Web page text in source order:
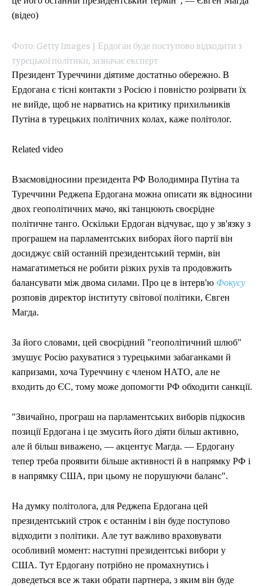
(відео)
Фото: Getty Images | Ердоган буде поступово відходити з
турецької політики, зазначає експерт
Президент Туреччини діятиме достатньо обережно. В
Ердогана є тісні контакти з Росією і повністю розірвати їх
не вийде, щоб не нарватись на критику прихильників
Путіна в турецьких політичних колах, каже політолог.
Related video
Взаємовідносини президента РФ Володимира Путіна та
Туреччини Реджепа Ердогана можна описати як відносини
двох геополітичних мачо, які танцюють своєрідне
політичне танго. Оскільки Ердоган відчуває, що у зв'язку з
програшем на парламентських виборах його партії він
досиджує свій останній президентський термін, він
намагатиметься не робити різких рухів та продовжить
балансувати між двома силами. Про це в інтерв'ю Фокусу
розповів директор інституту світової політики, Євген
Магда.
За його словами, цей своєрідний "геополітичний шлюб"
змушує Росію рахуватися з турецькими забаганками й
капризами, хоча Туреччину є членом НАТО, але не
входить до ЄС, тому може допомогти РФ обходити санкції.
"Звичайно, програш на парламентських виборів підкосив
позиції Ердогана і це змусить його діяти більш активно,
але й більш виважено, — акцентує Магда. — Ердогану
тепер треба проявити більше активності й в напрямку РФ і
в напрямку США, при цьому не порушуючи баланс".
На думку політолога, для Реджепа Ердогана цей
президентський строк є останнім і він буде поступово
відходити з політики. Але тут важливо враховувати
особливий момент: наступні президентські вибори у
США. Тут Ердогану потрібно не промахнутись і
доведеться все ж таки обрати партнера, з яким він буде